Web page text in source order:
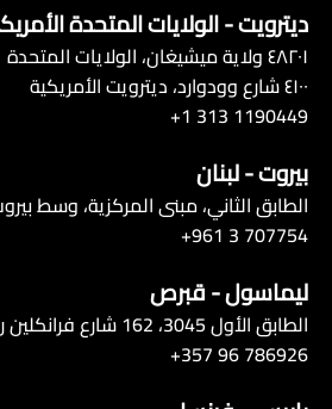
ديترويت - الولايات المتحدة
٤٨٢٠١ ولاية ميشيغان، الولايات المتحدة
٤١٠٠ شارع وودوارد، ديترويت الأمريكية
1190449 313 1+
بيروت - لبنان
الطابق الثاني، مبنى المركزية، وسط
+961 3 707754
ليماسول - قبرص
الطابق الأول 3045، 162 شارع فرانكلين روزفلت
+357 96 786926